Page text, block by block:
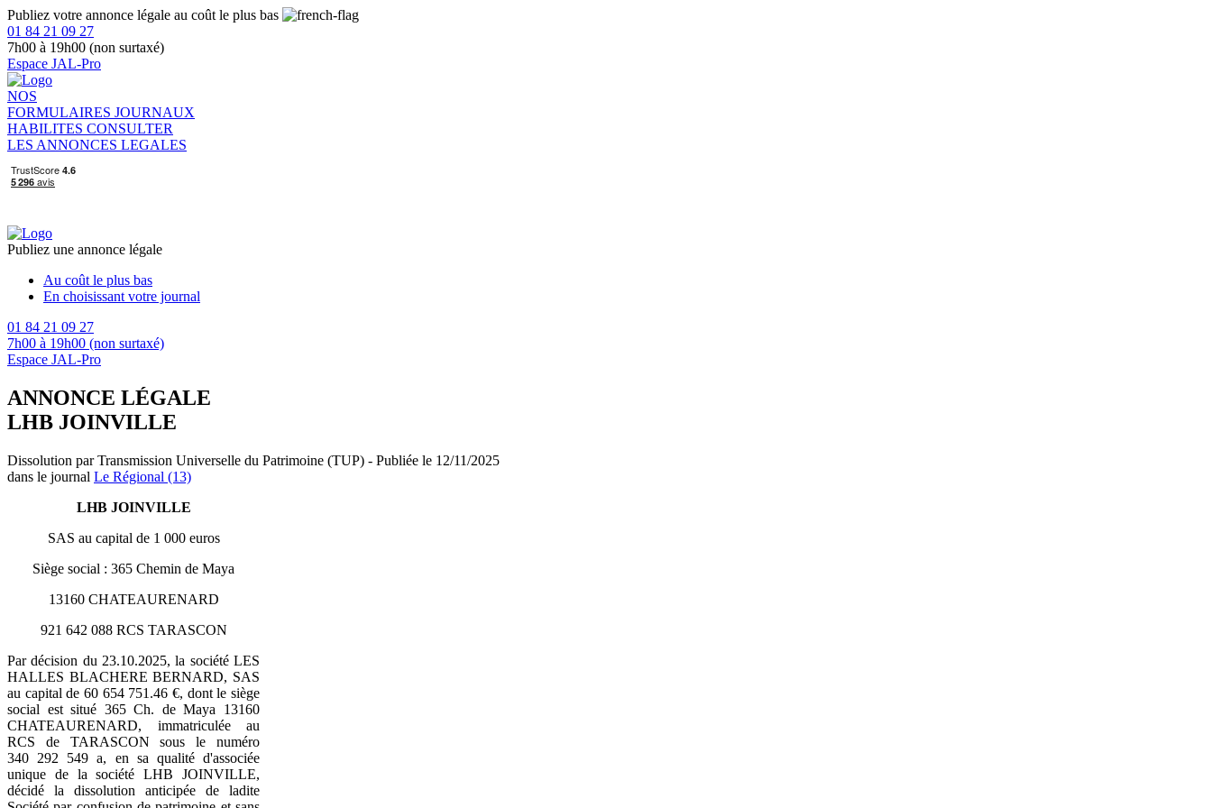
Publiez votre annonce légale au coût le plus bas
01 84 21 09 27
7h00 à 19h00 (non surtaxé)
Espace JAL-Pro
NOS
FORMULAIRES JOURNAUX
HABILITES CONSULTER
LES ANNONCES LEGALES
Publiez une annonce légale
Au coût le plus bas
En choisissant votre journal
01 84 21 09 27
7h00 à 19h00 (non surtaxé)
Espace JAL-Pro
ANNONCE LÉGALE
LHB JOINVILLE
Dissolution par Transmission Universelle du Patrimoine (TUP) - Publiée le 12/11/2025
dans le journal Le Régional (13)
LHB JOINVILLE
SAS au capital de 1 000 euros
Siège social : 365 Chemin de Maya
13160 CHATEAURENARD
921 642 088 RCS TARASCON
Par décision du 23.10.2025, la société LES
HALLES BLACHERE BERNARD, SAS
au capital de 60 654 751.46 €, dont le siège
social est situé 365 Ch. de Maya 13160
CHATEAURENARD, immatriculée au
RCS de TARASCON sous le numéro
340 292 549 a, en sa qualité d'associée
unique de la société LHB JOINVILLE,
décidé la dissolution anticipée de ladite